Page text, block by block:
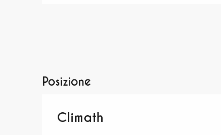
Posizione
Climath